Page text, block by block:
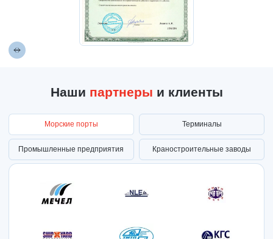
Наши партнеры и клиенты
Морские порты Терминалы
Промышленные предприятия Краностроительные заводы